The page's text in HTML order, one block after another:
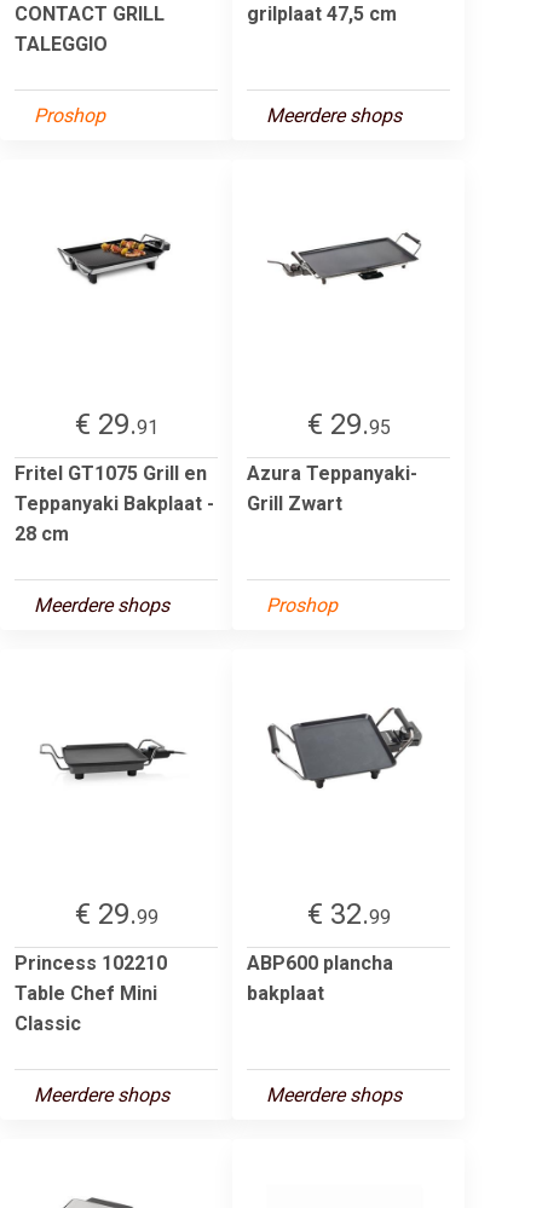
CONTACT GRILL
TALEGGIO
Proshop
grilplaat 47,5 cm
Meerdere shops
€ 29.91
Fritel GT1075 Grill en
Teppanyaki Bakplaat -
28 cm
Meerdere shops
€ 29.95
Azura Teppanyaki-
Grill Zwart
Proshop
€ 29.99
Princess 102210
Table Chef Mini
Classic
Meerdere shops
€ 32.99
ABP600 plancha
bakplaat
Meerdere shops